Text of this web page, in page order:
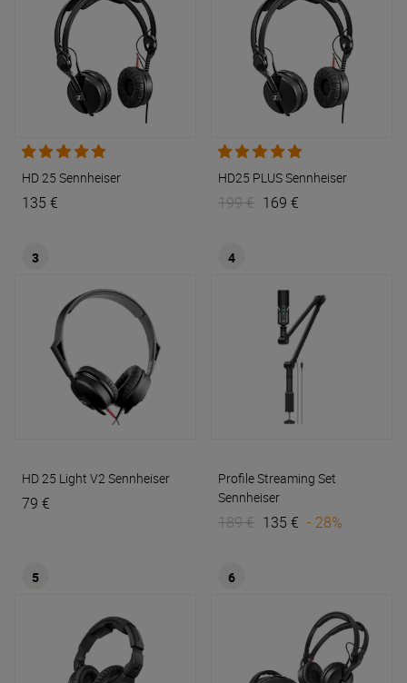
HD 25 Sennheiser
135 €
HD25 PLUSSennheiser
199 € 169 €
3
HD 25 Light V2 Sennheiser
79 €
4
Profile Streaming Set
Sennheiser
189 € 135 € - 28%
5 6